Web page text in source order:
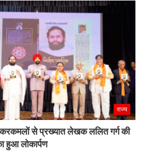
राज्य
करकमलों से प्रख्यात लेखक ललित गर्ग की
हुआ लोकार्पण